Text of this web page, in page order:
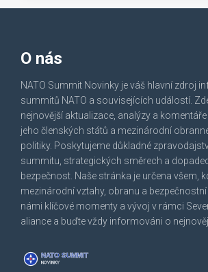
O nás
NATO Summit Novinky je váš hlavní zdroj
summitů NATO a souvisejících událostí.
nejnovější aktualizace, analýzy a komentáře
jeho členských států a mezinárodní
politiky. Poskytujeme důkladné
summitu, strategických směrech a
bezpečnost. Naše stránka je určena všem,
mezinárodní vztahy, obranu a bezpečnostní
námi klíčové momenty a vývoj v rámci
aliance a buďte vždy informováni o